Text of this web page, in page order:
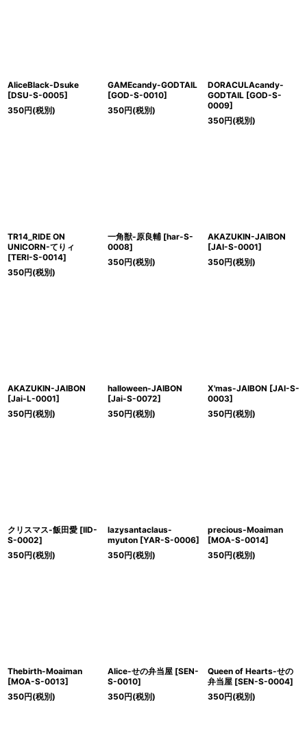
AliceBlack-Dsuke
[DSU-S-0005]
350円(税別)
GAMEcandy-GODTAIL
[GOD-S-0010]
350円(税別)
DORACULAcandy-
GODTAIL [GOD-S-
0009]
350円(税別)
TR14_RIDE ON
UNICORN-てりィ
[TERI-S-0014]
350円(税別)
一角獣-原良輔 [har-S-
0008]
350円(税別)
AKAZUKIN-JAIBON
[JAI-S-0001]
350円(税別)
AKAZUKIN-JAIBON
[Jai-L-0001]
350円(税別)
halloween-JAIBON
[Jai-S-0072]
350円(税別)
X'mas-JAIBON [JAI-S-
0003]
350円(税別)
クリスマス-飯田愛 [IID-
S-0002]
350円(税別)
lazysantaclaus-
myuton [YAR-S-0006]
350円(税別)
precious-Moaiman
[MOA-S-0014]
350円(税別)
Thebirth-Moaiman
[MOA-S-0013]
350円(税別)
Alice-せの弁当屋 [SEN-
S-0010]
350円(税別)
Queen of Hearts-せの
弁当屋 [SEN-S-0004]
350円(税別)